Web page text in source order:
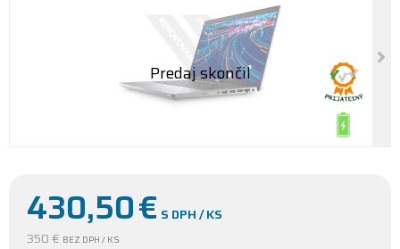
430,50€ S DPH / KS
350 € BEZ DPH / KS